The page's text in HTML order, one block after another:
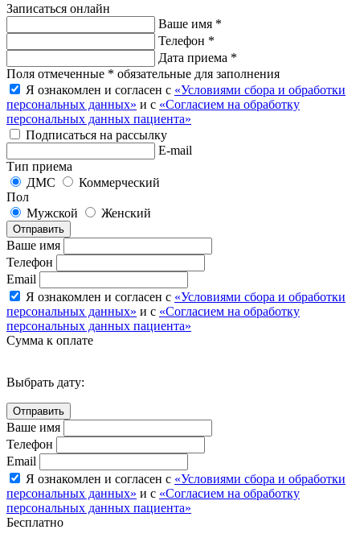
Записаться онлайн
Ваше имя *
Телефон *
Дата приема *
Поля отмеченные * обязательные для заполнения
Я ознакомлен и согласен с «Условиями сбора и обработки
персональных данных» и с «Согласием на обработку
персональных данных пациента»
Подписаться на рассылку
E-mail
Тип приема
ДМС
Коммерческий
Пол
Мужской
Женский
Отправить
Ваше имя
Телефон
Email
Я ознакомлен и согласен с «Условиями сбора и обработки
персональных данных» и с «Согласием на обработку
персональных данных пациента»
Сумма к оплате
Выбрать дату:
Ваше имя
Телефон
Email
Я ознакомлен и согласен с «Условиями сбора и обработки
персональных данных» и с «Согласием на обработку
персональных данных пациента»
Бесплатно